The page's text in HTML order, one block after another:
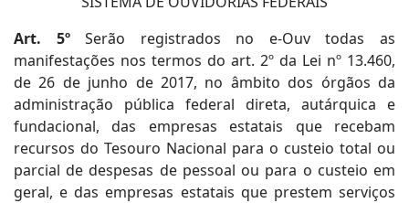
Art. 5ºSerão registrados no e-Ouv todas as
manifestações nos termos do art. 2º da Lei nº 13.460,
de 26 de junho de 2017, no âmbito dos órgãos da
administração pública federal direta, autárquica e
fundacional, das empresas estatais que recebam
recursos do Tesouro Nacional para o custeio total ou
parcial de despesas de pessoal ou para o custeio em
geral, e das empresas estatais que prestem serviços